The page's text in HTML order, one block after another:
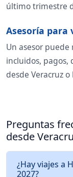
último trimestre
Asesoría para
Un asesor
incluidos, pagos,
desde Veracruz o
Preguntas
desde
¿Hay viajes a
2027?